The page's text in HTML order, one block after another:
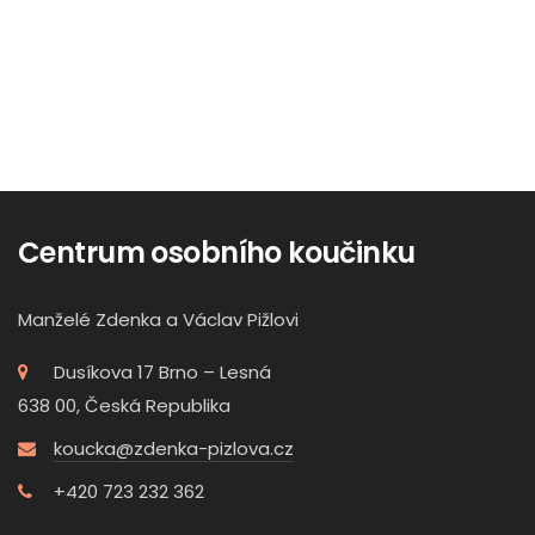
Centrum osobního koučinku
Manželé Zdenka a Václav Pižlovi
Dusíkova 17 Brno – Lesná
638 00, Česká Republika
koucka@zdenka-pizlova.cz
+420 723 232 362